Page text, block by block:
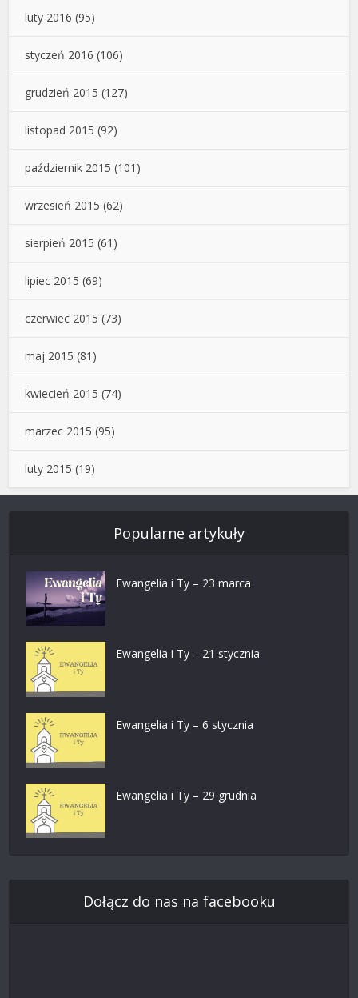
luty 2016 (95)
styczeń 2016 (106)
grudzień 2015 (127)
listopad 2015 (92)
październik 2015 (101)
wrzesień 2015 (62)
sierpień 2015 (61)
lipiec 2015 (69)
czerwiec 2015 (73)
maj 2015 (81)
kwiecień 2015 (74)
marzec 2015 (95)
luty 2015 (19)
Popularne artykuły
Ewangelia i Ty – 23 marca
Ewangelia i Ty – 21 stycznia
Ewangelia i Ty – 6 stycznia
Ewangelia i Ty – 29 grudnia
Dołącz do nas na facebooku